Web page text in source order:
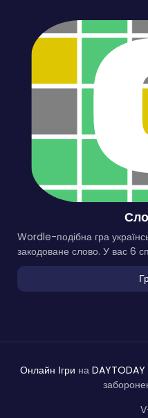
Wordle-подібна гра
закодоване слово. У вас 6
Онлайн Ігри на DAYTODAY